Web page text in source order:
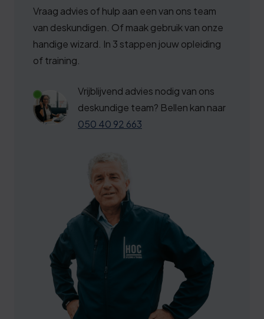
Vraag advies of hulp aan een van ons team
van deskundigen. Of maak gebruik van onze
handige wizard. In 3 stappen jouw opleiding
of training.
Vrijblijvend advies nodig van ons
deskundige team? Bellen kan naar
050 40 92 663
4
5
6
6
7
1
2
2
3
9
4
9
4
0
6